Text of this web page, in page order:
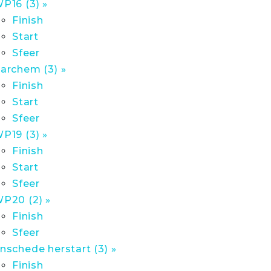
(3) »
Finish
Start
Sfeer
(3) »
Finish
Start
Sfeer
(3) »
Finish
Start
Sfeer
(2) »
Finish
Sfeer
herstart (3) »
Finish